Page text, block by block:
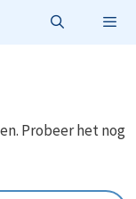
Probeer het nog